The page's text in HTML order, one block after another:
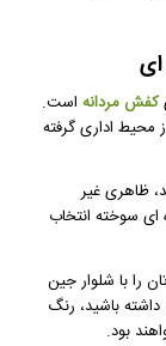
کفش مردانهاست.
محیط اداری گرفته
ظاهری غیر
ای سوخته انتخاب
را با شلوار جین
باشید، رنگ
بود.